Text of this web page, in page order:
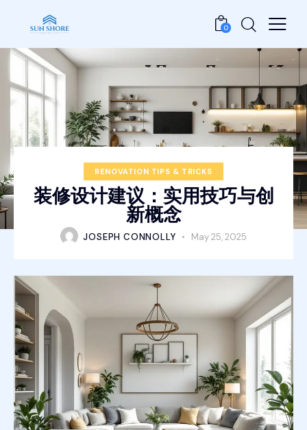
0
RENOVATION TIPS & TRICKS
装修设计建议：实用技巧与创
新概念
JOSEPH CONNOLLY May 25, 2025